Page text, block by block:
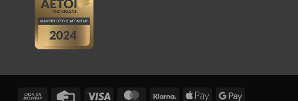
Cash Credit Visa MasterCardKlarna Apple Google